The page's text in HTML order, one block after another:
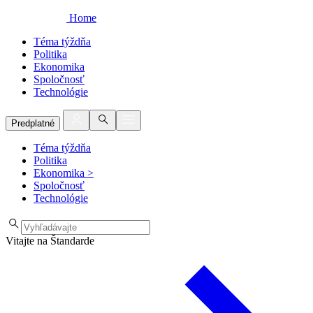
Home
Téma týždňa
Politika
Ekonomika
Spoločnosť
Technológie
Predplatné
Téma týždňa
Politika
Ekonomika >
Spoločnosť
Technológie
Vitajte na Štandarde